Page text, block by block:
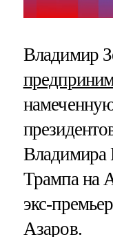
Владимир
Владимира
Трампа на
экс-
Азаров.